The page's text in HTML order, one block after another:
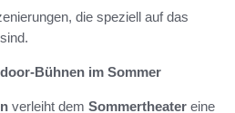
die speziell auf das
Bühnen im Sommer
verleiht dem Sommertheater eine